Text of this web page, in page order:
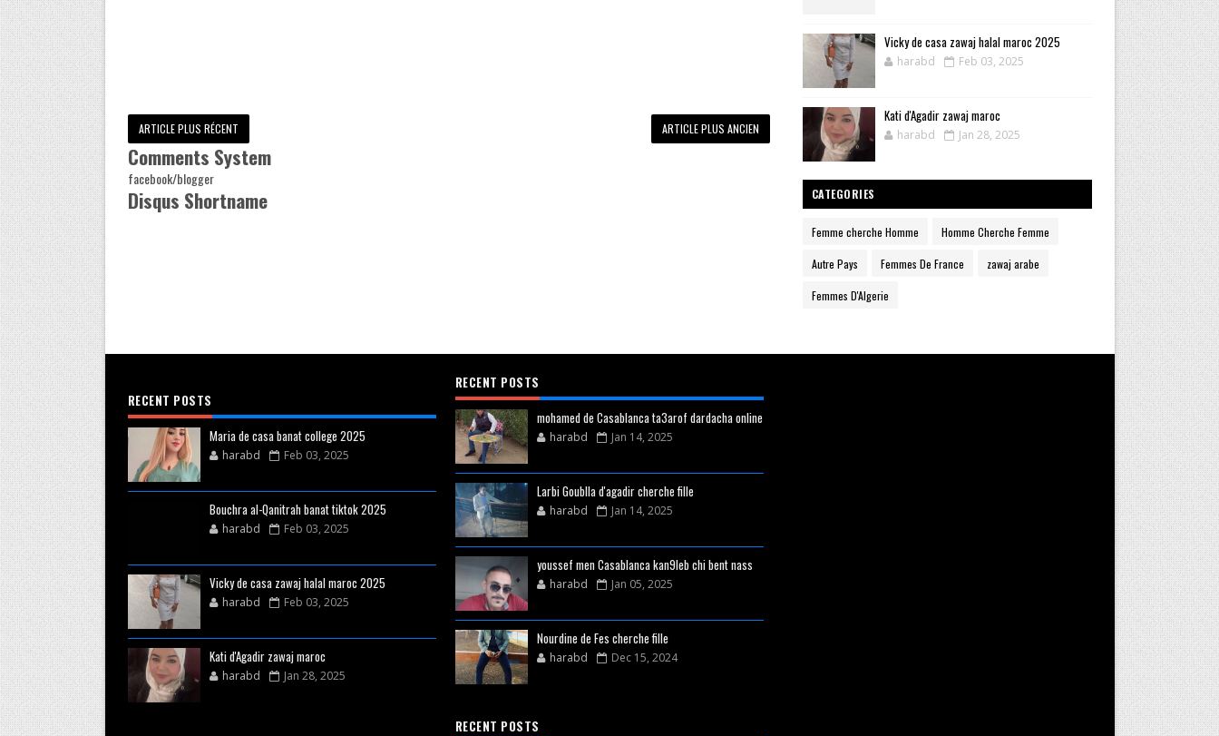
ARTICLE PLUS RÉCENT ARTICLE PLUS ANCIEN
Comments System
facebook/blogger
Disqus Shortname
Vicky de casa zawaj halal maroc 2025
harabd Feb 03, 2025
Kati d'Agadir zawaj maroc
harabd Jan 28, 2025
CATEGORIES
Femme cherche Homme Homme Cherche Femme
Autre Pays Femmes De France zawaj arabe
Femmes D'Algerie
RECENT POSTS
Maria de casa banat college 2025
harabd Feb 03, 2025
Bouchra al-Qanitrah banat tiktok 2025
harabd Feb 03, 2025
Vicky de casa zawaj halal maroc 2025
harabd Feb 03, 2025
Kati d'Agadir zawaj maroc
harabd Jan 28, 2025
RECENT POSTS
mohamed de Casablanca ta3arof dardacha online
harabd Jan 14, 2025
Larbi Goublla d'agadir cherche fille
harabd Jan 14, 2025
youssef men Casablanca kan9leb chi bent nass
harabd Jan 05, 2025
Nourdine de Fes cherche fille
harabd Dec 15, 2024
RECENT POSTS